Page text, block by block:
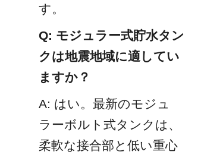
す。
Q: モジュラー式貯水タン
クは地震地域に適してい
ますか？
A: はい。最新のモジュ
ラーボルト式タンクは、
柔軟な接合部と低い重心